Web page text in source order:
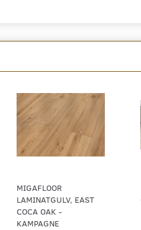
MIGAFLOOR
LAMINATGULV, EAST
COCA OAK -
KAMPAGNE